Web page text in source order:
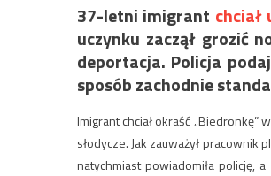
37-letni imigrant chciał
uczynku zaczął grozić
deportacja. Policja
sposób zachodnie
Imigrant chciał okraść „Biedronkę”
słodycze. Jak zauważył pracownik
natychmiast powiadomiła policję,